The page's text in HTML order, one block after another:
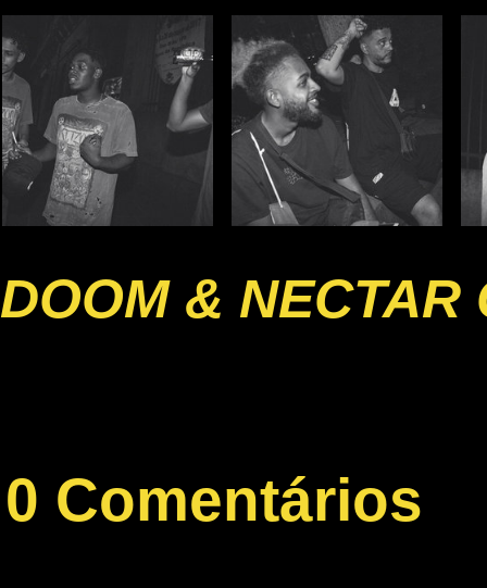
DOOM & NECTAR
0 Comentários